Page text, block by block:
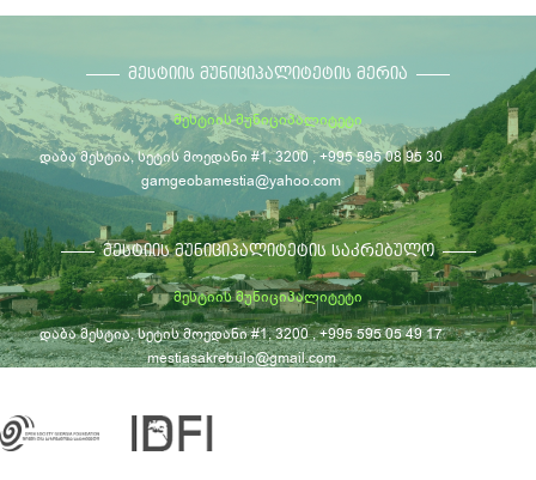
ᲛᲔᲡᲢᲘᲘᲡ ᲛᲣᲜᲘᲪᲘᲞᲐᲚᲘᲢᲔᲢᲘᲡ ᲛᲔᲠᲘᲐ
მესტიის მუნიციპალიტეტი
დაბა მესტია, სეტის მოედანი #1, 3200 , +995 595 08 95 30
gamgeobamestia@yahoo.com
ᲛᲔᲡᲢᲘᲘᲡ ᲛᲣᲜᲘᲪᲘᲞᲐᲚᲘᲢᲔᲢᲘᲡ ᲡᲐᲙᲠᲔᲑᲣᲚᲝ
მესტიის მუნიციპალიტეტი
დაბა მესტია, სეტის მოედანი #1, 3200 , +995 595 05 49 17
mestiasakrebulo@gmail.com